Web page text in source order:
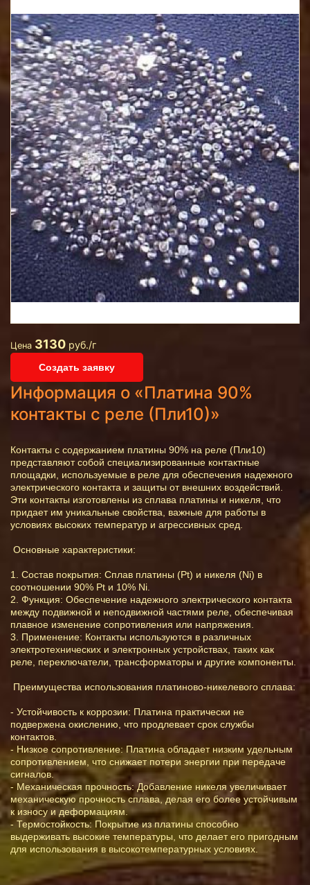
Цена 3130 руб./г
Создать заявку
Информация о «Платина 90%
контакты с реле (Пли10)»
Контакты с содержанием платины 90% на реле (Пли10)
представляют собой специализированные контактные
площадки, используемые в реле для обеспечения надежного
электрического контакта и защиты от внешних воздействий.
Эти контакты изготовлены из сплава платины и никеля, что
придает им уникальные свойства, важные для работы в
условиях высоких температур и агрессивных сред.
Основные характеристики:
1. Состав покрытия: Сплав платины (Pt) и никеля (Ni) в
соотношении 90% Pt и 10% Ni.
2. Функция: Обеспечение надежного электрического контакта
между подвижной и неподвижной частями реле, обеспечивая
плавное изменение сопротивления или напряжения.
3. Применение: Контакты используются в различных
электротехнических и электронных устройствах, таких как
реле, переключатели, трансформаторы и другие компоненты.
Преимущества использования платиново-никелевого сплава:
- Устойчивость к коррозии: Платина практически не
подвержена окислению, что продлевает срок службы
контактов.
- Низкое сопротивление: Платина обладает низким удельным
сопротивлением, что снижает потери энергии при передаче
сигналов.
- Механическая прочность: Добавление никеля увеличивает
механическую прочность сплава, делая его более устойчивым
к износу и деформациям.
- Термостойкость: Покрытие из платины способно
выдерживать высокие температуры, что делает его пригодным
для использования в высокотемпературных условиях.